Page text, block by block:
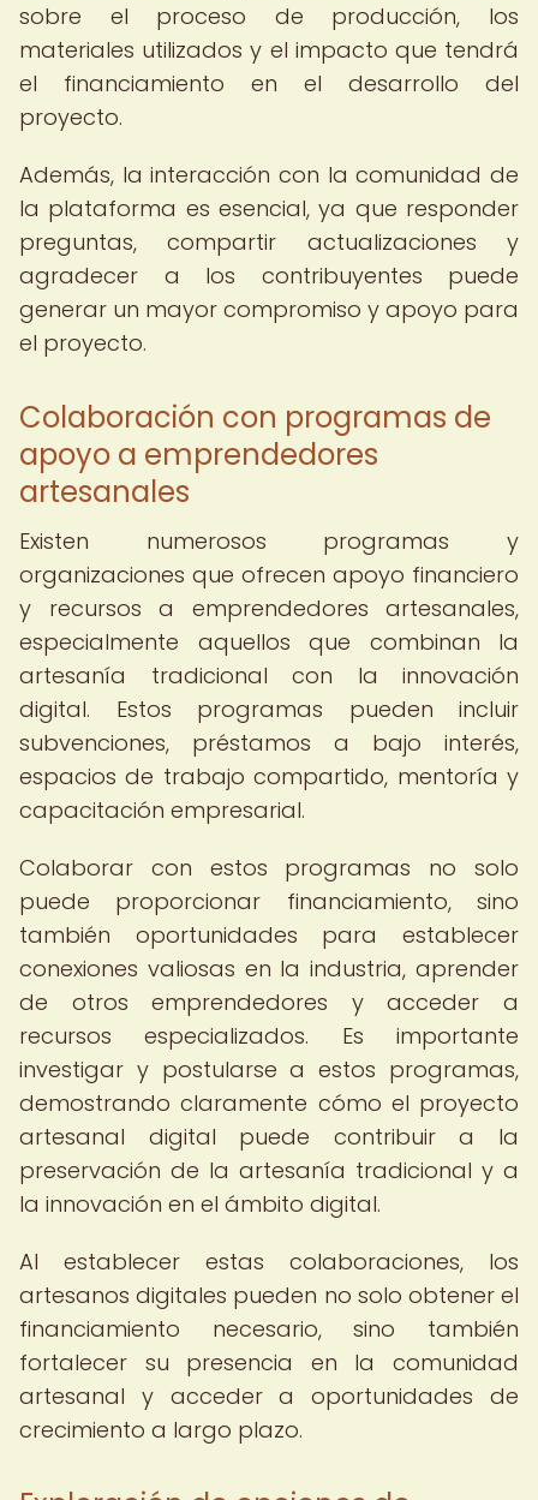
sobre el proceso de producción, los
materiales utilizados y el impacto que tendrá
el financiamiento en el desarrollo del
proyecto.
Además, la interacción con la comunidad de
la plataforma es esencial, ya que responder
preguntas, compartir actualizaciones y
agradecer a los contribuyentes puede
generar un mayor compromiso y apoyo para
el proyecto.
Colaboración con programas de
apoyo a emprendedores
artesanales
Existen numerosos programas y
organizaciones que ofrecen apoyo financiero
y recursos a emprendedores artesanales,
especialmente aquellos que combinan la
artesanía tradicional con la innovación
digital. Estos programas pueden incluir
subvenciones, préstamos a bajo interés,
espacios de trabajo compartido, mentoría y
capacitación empresarial.
Colaborar con estos programas no solo
puede proporcionar financiamiento, sino
también oportunidades para establecer
conexiones valiosas en la industria, aprender
de otros emprendedores y acceder a
recursos especializados. Es importante
investigar y postularse a estos programas,
demostrando claramente cómo el proyecto
artesanal digital puede contribuir a la
preservación de la artesanía tradicional y a
la innovación en el ámbito digital.
Al establecer estas colaboraciones, los
artesanos digitales pueden no solo obtener el
financiamiento necesario, sino también
fortalecer su presencia en la comunidad
artesanal y acceder a oportunidades de
crecimiento a largo plazo.